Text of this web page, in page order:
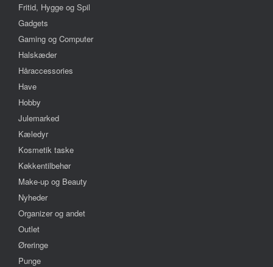
Fritid, Hygge og Spil
Gadgets
Gaming og Computer
Halskæder
Håraccessories
Have
Hobby
Julemarked
Kæledyr
Kosmetik taske
Køkkentilbehør
Make-up og Beauty
Nyheder
Organizer og andet
Outlet
Øreringe
Punge